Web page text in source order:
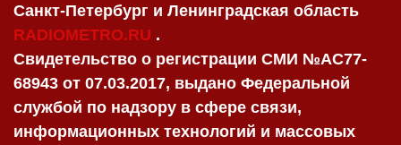
Санкт-Петербург и Ленинградская область
RADIOMETRO.RU .
Свидетельство о регистрации СМИ №AC77-
68943 от 07.03.2017, выдано Федеральной
службой по надзору в сфере связи,
информационных технологий и массовых